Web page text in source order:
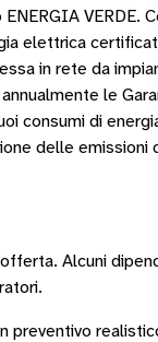
VERDE.
elettrica
in rete da
le
consumi di
delle emissioni
Alcuni
.
preventivo